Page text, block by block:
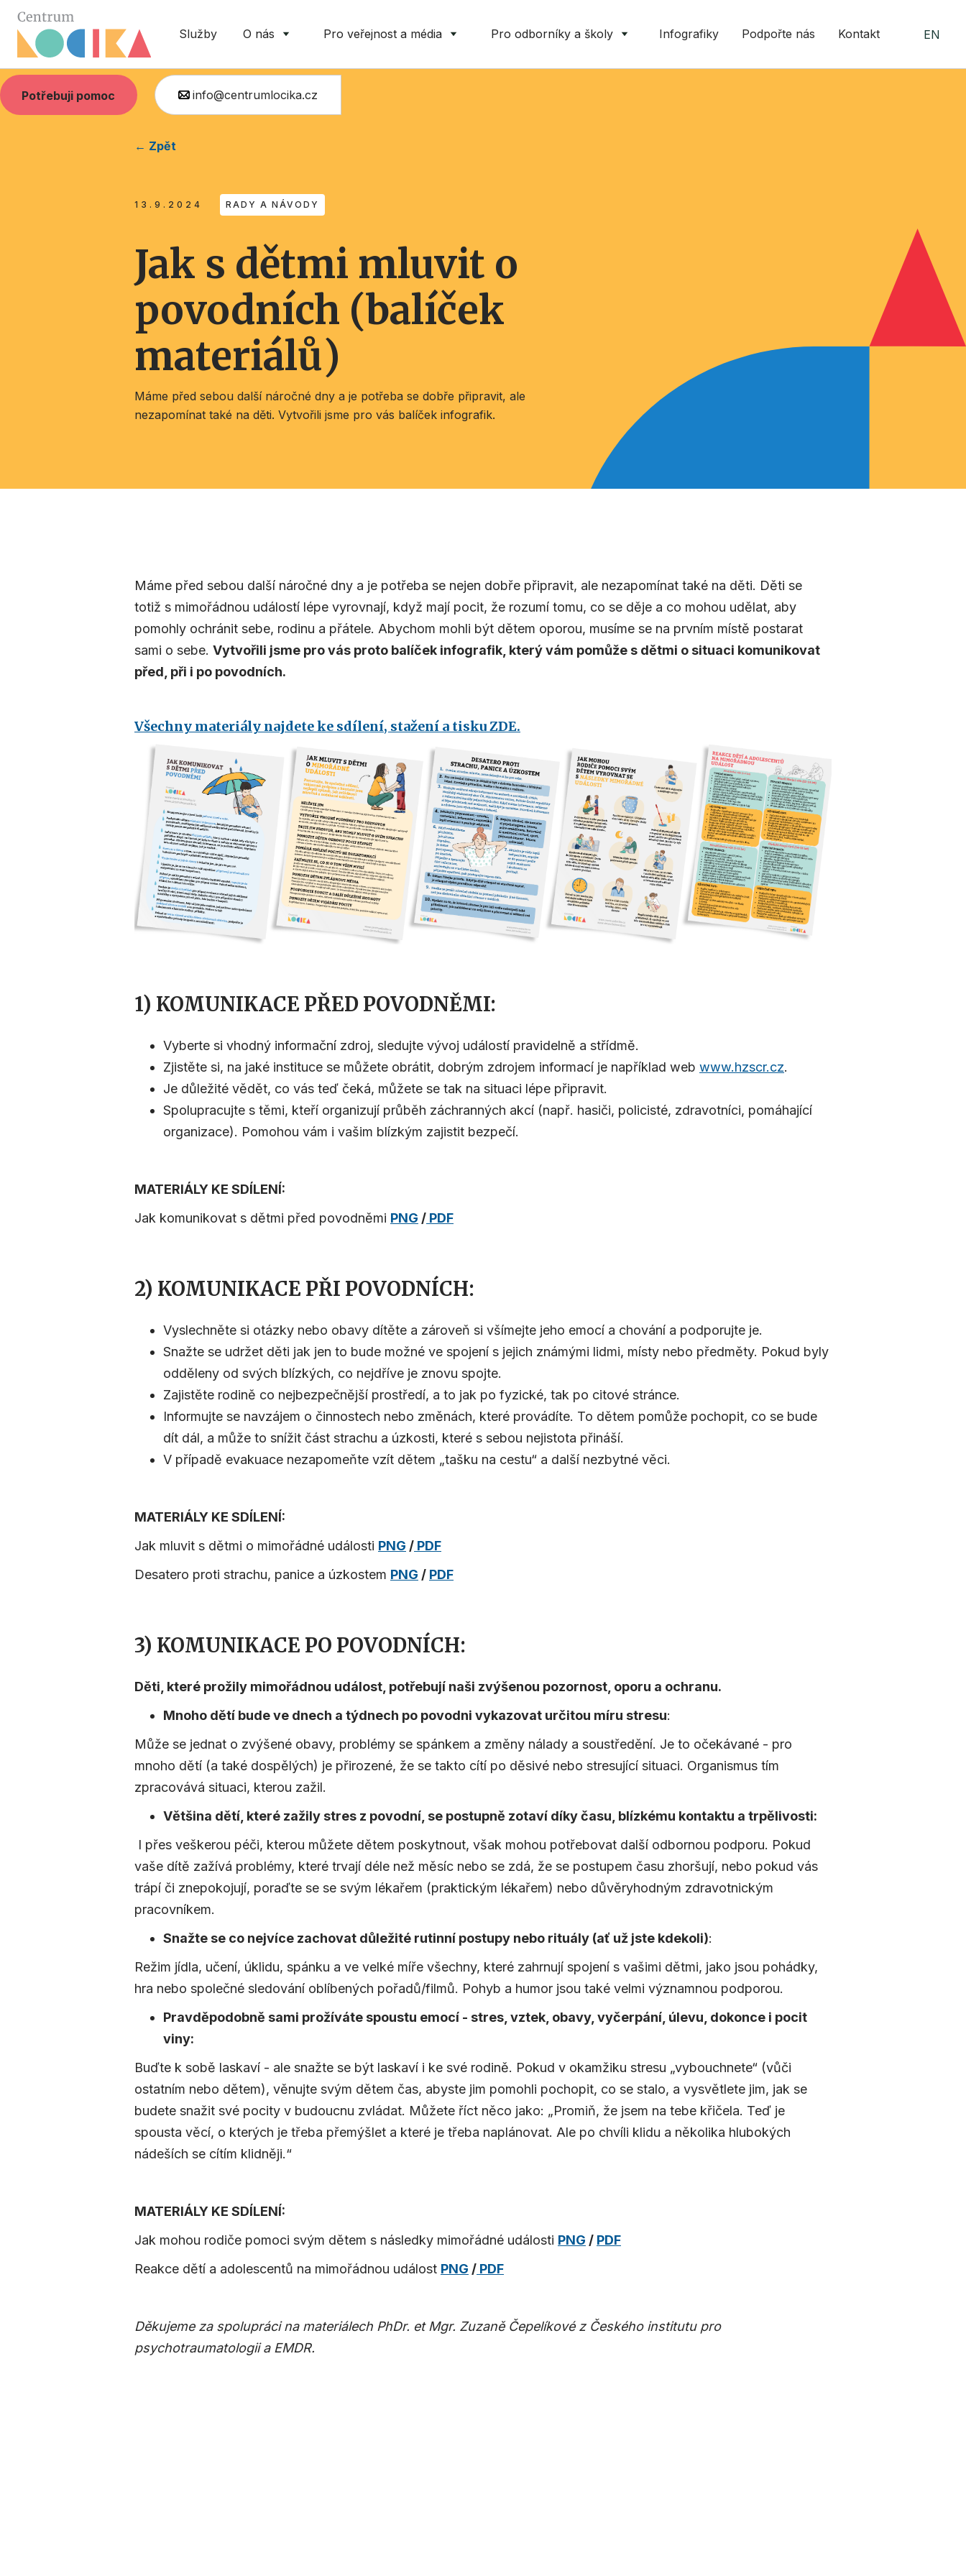
Služby O nás Pro veřejnost a média Pro odborníky a školy Infografiky Podpořte nás Kontakt EN
Potřebuji pomoc info@centrumlocika.cz
← Zpět
13.9.2024 RADY A NÁVODY
Jak s dětmi mluvit o
povodních (balíček
materiálů)
Máme před sebou další náročné dny a je potřeba se dobře připravit, ale
nezapomínat také na děti. Vytvořili jsme pro vás balíček infografik.
Máme před sebou další náročné dny a je potřeba se nejen dobře připravit, ale nezapomínat také na děti. Děti se
totiž s mimořádnou událostí lépe vyrovnají, když mají pocit, že rozumí tomu, co se děje a co mohou udělat, aby
pomohly ochránit sebe, rodinu a přátele. Abychom mohli být dětem oporou, musíme se na prvním místě postarat
sami o sebe. Vytvořili jsme pro vás proto balíček infografik, který vám pomůže s dětmi o situaci komunikovat
před, při i po povodních.
Všechny materiály najdete ke sdílení, stažení a tisku ZDE.
1) KOMUNIKACE PŘED POVODNĚMI:
Vyberte si vhodný informační zdroj, sledujte vývoj událostí pravidelně a střídmě.
Zjistěte si, na jaké instituce se můžete obrátit, dobrým zdrojem informací je například web www.hzscr.cz.
Je důležité vědět, co vás teď čeká, můžete se tak na situaci lépe připravit.
Spolupracujte s těmi, kteří organizují průběh záchranných akcí (např. hasiči, policisté, zdravotníci, pomáhající
organizace). Pomohou vám i vašim blízkým zajistit bezpečí.
MATERIÁLY KE SDÍLENÍ:
Jak komunikovat s dětmi před povodněmi PNG / PDF
2) KOMUNIKACE PŘI POVODNÍCH:
Vyslechněte si otázky nebo obavy dítěte a zároveň si všímejte jeho emocí a chování a podporujte je.
Snažte se udržet děti jak jen to bude možné ve spojení s jejich známými lidmi, místy nebo předměty. Pokud byly
odděleny od svých blízkých, co nejdříve je znovu spojte.
Zajistěte rodině co nejbezpečnější prostředí, a to jak po fyzické, tak po citové stránce.
Informujte se navzájem o činnostech nebo změnách, které provádíte. To dětem pomůže pochopit, co se bude
dít dál, a může to snížit část strachu a úzkosti, které s sebou nejistota přináší.
V případě evakuace nezapomeňte vzít dětem „tašku na cestu“ a další nezbytné věci.
MATERIÁLY KE SDÍLENÍ:
Jak mluvit s dětmi o mimořádné události PNG / PDF
Desatero proti strachu, panice a úzkostem PNG / PDF
3) KOMUNIKACE PO POVODNÍCH:
Děti, které prožily mimořádnou událost, potřebují naši zvýšenou pozornost, oporu a ochranu.
Mnoho dětí bude ve dnech a týdnech po povodni vykazovat určitou míru stresu:
Může se jednat o zvýšené obavy, problémy se spánkem a změny nálady a soustředění. Je to očekávané - pro
mnoho dětí (a také dospělých) je přirozené, že se takto cítí po děsivé nebo stresující situaci. Organismus tím
zpracovává situaci, kterou zažil.
Většina dětí, které zažily stres z povodní, se postupně zotaví díky času, blízkému kontaktu a trpělivosti:
I přes veškerou péči, kterou můžete dětem poskytnout, však mohou potřebovat další odbornou podporu. Pokud
vaše dítě zažívá problémy, které trvají déle než měsíc nebo se zdá, že se postupem času zhoršují, nebo pokud vás
trápí či znepokojují, poraďte se se svým lékařem (praktickým lékařem) nebo důvěryhodným zdravotnickým
pracovníkem.
Snažte se co nejvíce zachovat důležité rutinní postupy nebo rituály (ať už jste kdekoli):
Režim jídla, učení, úklidu, spánku a ve velké míře všechny, které zahrnují spojení s vašimi dětmi, jako jsou pohádky,
hra nebo společné sledování oblíbených pořadů/filmů. Pohyb a humor jsou také velmi významnou podporou.
Pravděpodobně sami prožíváte spoustu emocí - stres, vztek, obavy, vyčerpání, úlevu, dokonce i pocit
viny:
Buďte k sobě laskaví - ale snažte se být laskaví i ke své rodině. Pokud v okamžiku stresu „vybouchnete“ (vůči
ostatním nebo dětem), věnujte svým dětem čas, abyste jim pomohli pochopit, co se stalo, a vysvětlete jim, jak se
budete snažit své pocity v budoucnu zvládat. Můžete říct něco jako: „Promiň, že jsem na tebe křičela. Teď je
spousta věcí, o kterých je třeba přemýšlet a které je třeba naplánovat. Ale po chvíli klidu a několika hlubokých
nádeších se cítím klidněji.“
MATERIÁLY KE SDÍLENÍ:
Jak mohou rodiče pomoci svým dětem s následky mimořádné události PNG / PDF
Reakce dětí a adolescentů na mimořádnou událost PNG / PDF
Děkujeme za spolupráci na materiálech PhDr. et Mgr. Zuzaně Čepelíkové z Českého institutu pro
psychotraumatologii a EMDR.